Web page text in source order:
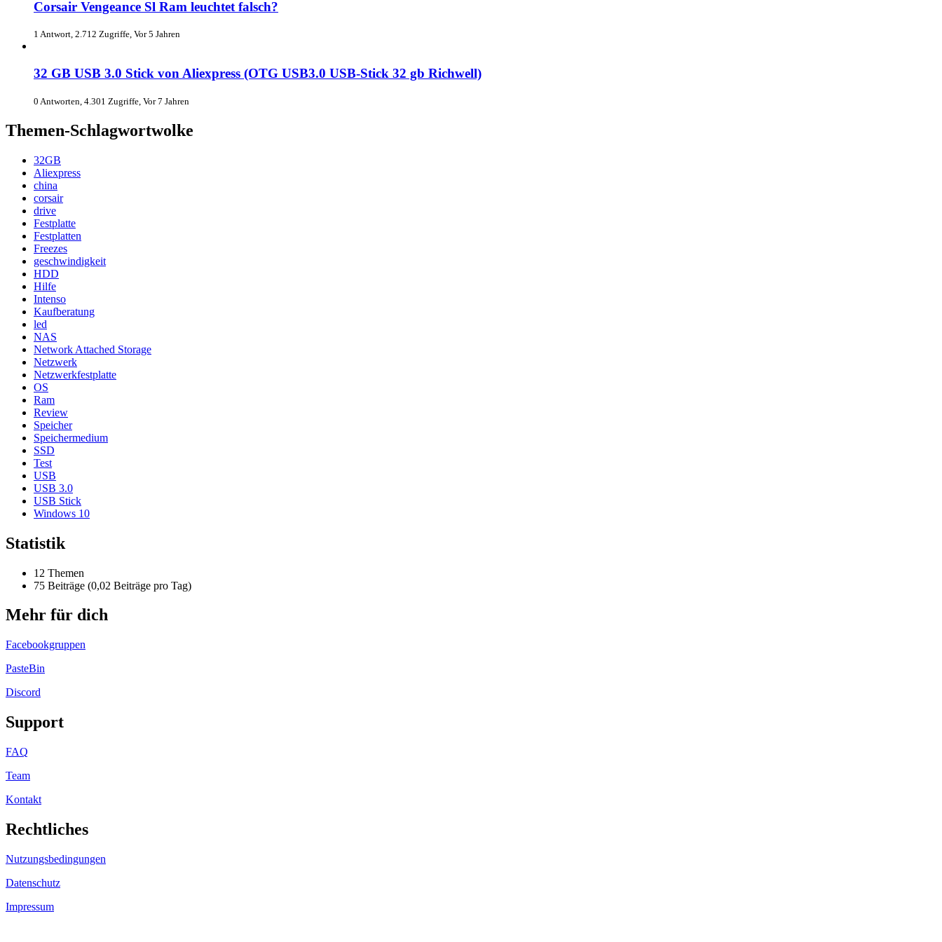
Corsair Vengeance Sl Ram leuchtet falsch?
1 Antwort, 2.712 Zugriffe, Vor 5 Jahren
32 GB USB 3.0 Stick von Aliexpress (OTG USB3.0 USB-Stick 32 gb Richwell)
0 Antworten, 4.301 Zugriffe, Vor 7 Jahren
Themen-Schlagwortwolke
32GB
Aliexpress
china
corsair
drive
Festplatte
Festplatten
Freezes
geschwindigkeit
HDD
Hilfe
Intenso
Kaufberatung
led
NAS
Network Attached Storage
Netzwerk
Netzwerkfestplatte
OS
Ram
Review
Speicher
Speichermedium
SSD
Test
USB
USB 3.0
USB Stick
Windows 10
Statistik
12 Themen
75 Beiträge (0,02 Beiträge pro Tag)
Mehr für dich
Facebookgruppen
PasteBin
Discord
Support
FAQ
Team
Kontakt
Rechtliches
Nutzungsbedingungen
Datenschutz
Impressum